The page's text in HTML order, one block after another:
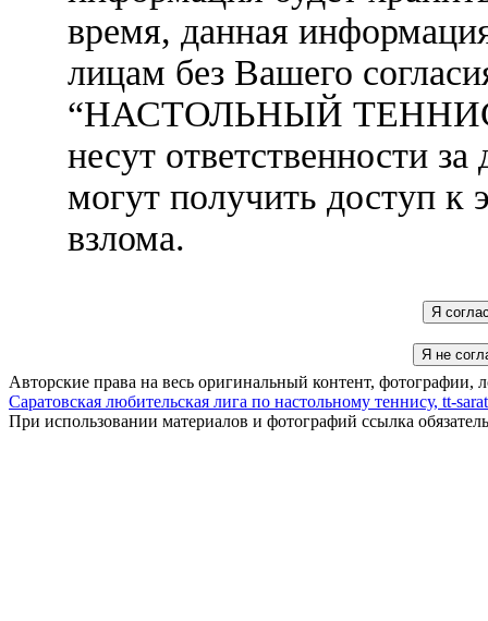
время, данная
лицам без Вашего
“НАСТОЛЬНЫЙ ТЕННИС
несут ответственности
могут получить доступ к
взлома.
Авторские права на весь оригинальный контент, фотографии,
Саратовская любительская лига по настольному теннису, tt-
При использовании материалов и фотографий ссылка